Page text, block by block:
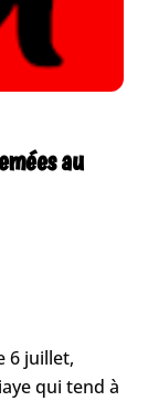
au
6 juillet,
qui tend à